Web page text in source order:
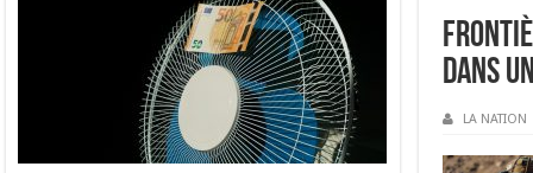
dans
LA NATION